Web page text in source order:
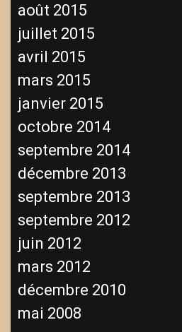
août 2015
juillet 2015
avril 2015
mars 2015
janvier 2015
octobre 2014
septembre 2014
décembre 2013
septembre 2013
septembre 2012
juin 2012
mars 2012
décembre 2010
mai 2008